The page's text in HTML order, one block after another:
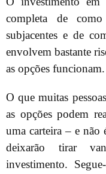
completa de
subjacentes e de
envolvem bastante
as opções funcionam.
O que muitas
as opções podem
uma carteira – e não
deixarão tirar
investimento.